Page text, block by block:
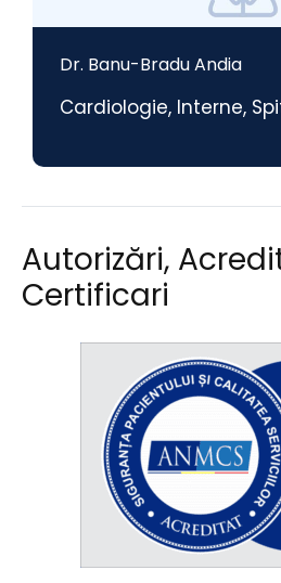
Dr. Banu-Bradu Andia
Cardiologie, Interne,
Autorizări,
Certificari